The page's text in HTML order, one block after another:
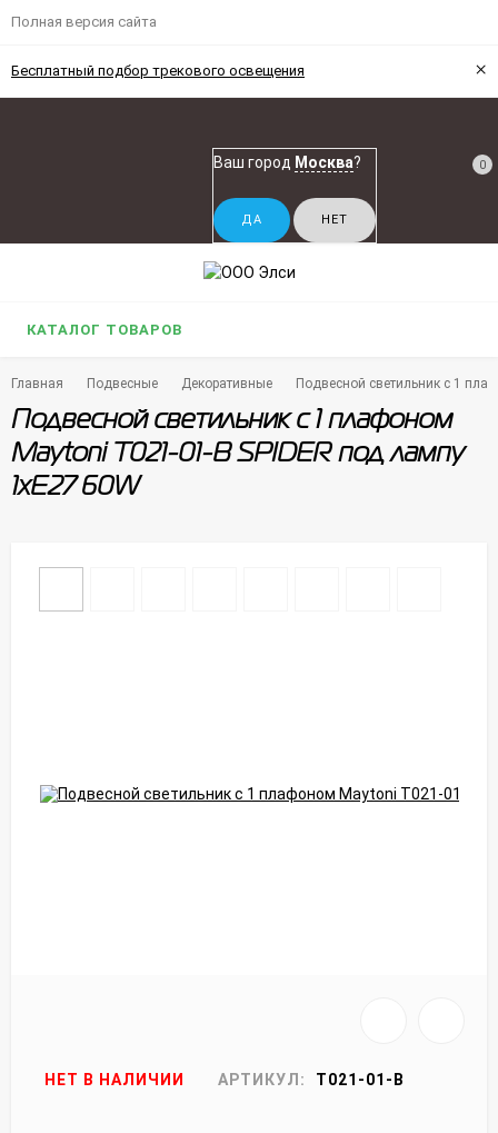
Полная версия сайта
Бесплатный подбор трекового освещения ×
Ваш город Москва? 0
КАТАЛОГ ТОВАРОВ
Главная Подвесные Декоративные Подвесной светильник с 1
Подвесной светильник с 1 плафоном
Maytoni T021-01-B SPIDER под лампу
1xE27 60W
НЕТ В НАЛИЧИИ АРТИКУЛ: T021-01-B